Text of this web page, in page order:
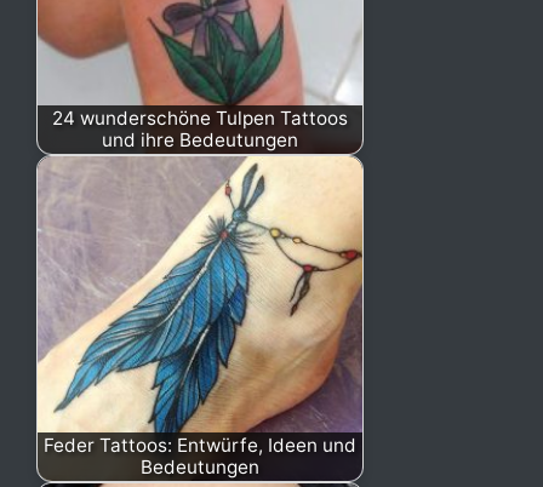
24 wunderschöne Tulpen Tattoos
und ihre Bedeutungen
Feder Tattoos: Entwürfe, Ideen und
Bedeutungen